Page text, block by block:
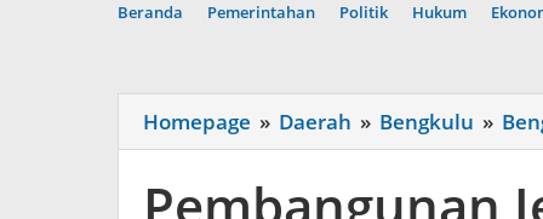
Beranda Pemerintahan Politik Hukum
Homepage » Daerah » Bengkulu »
Pembangunan